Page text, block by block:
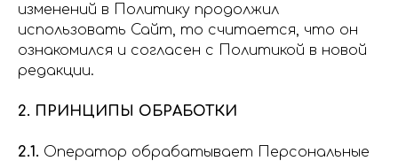
изменений в Политику продолжил
использовать Сайт, то считается, что он
ознакомился и согласен с Политикой в новой
редакции.
2. ПРИНЦИПЫ ОБРАБОТКИ
2.1. Оператор обрабатывает Персональные